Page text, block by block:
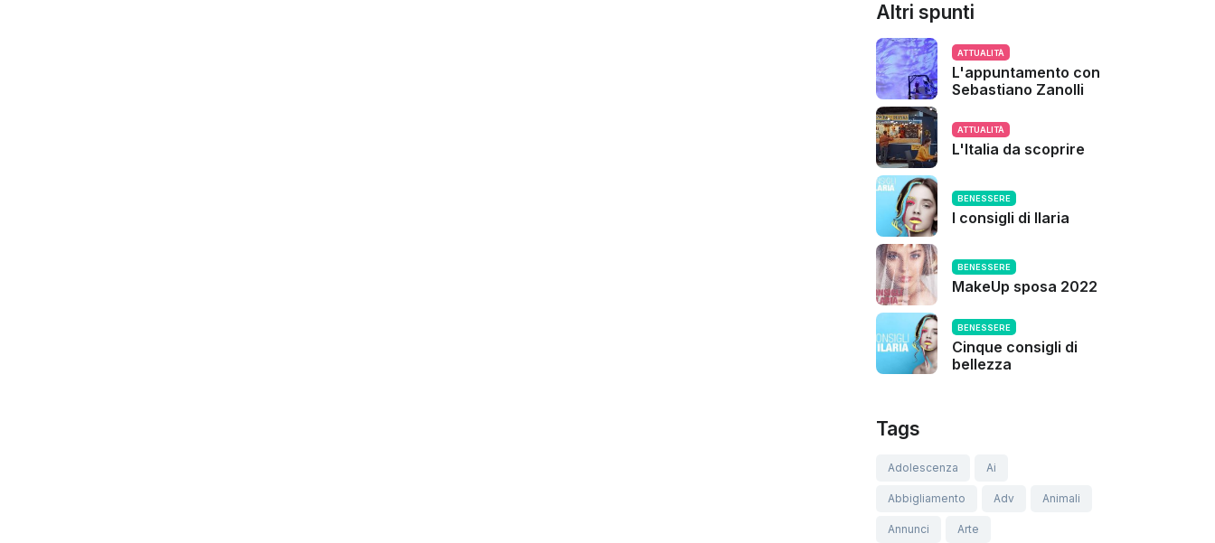
Altri spunti
ATTUALITÀ
L'appuntamento con
Sebastiano Zanolli
ATTUALITÀ
L'Italia da scoprire
BENESSERE
I consigli di Ilaria
BENESSERE
MakeUp sposa 2022
BENESSERE
Cinque consigli di
bellezza
Tags
Adolescenza Ai
Abbigliamento Adv Animali
Annunci Arte